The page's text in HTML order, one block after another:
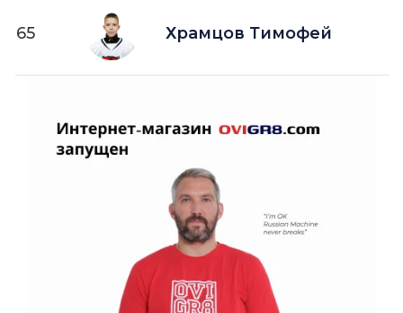
65 Храмцов Тимофей